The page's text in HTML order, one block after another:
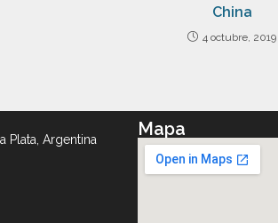
China
4 octubre, 2019
Plata, Argentina Mapa